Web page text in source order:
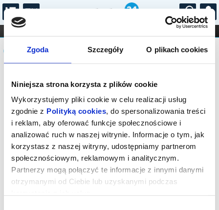
Zgoda Szczegóły O plikach cookies
Niniejsza strona korzysta z plików cookie
Wykorzystujemy pliki cookie w celu realizacji usług
zgodnie z Polityką cookies, do spersonalizowania treści
i reklam, aby oferować funkcje społecznościowe i
analizować ruch w naszej witrynie. Informacje o tym, jak
korzystasz z naszej witryny, udostępniamy partnerom
społecznościowym, reklamowym i analitycznym.
Partnerzy mogą połączyć te informacje z innymi danymi
otrzymanymi od Ciebie lub uzyskanymi podczas
...
FILHARMONIA OPERA I BALET
STAND-UP
DLA DZIECI
Komunikat
Sprzedaż biletów on-line na wydarzenie
została zakończona.